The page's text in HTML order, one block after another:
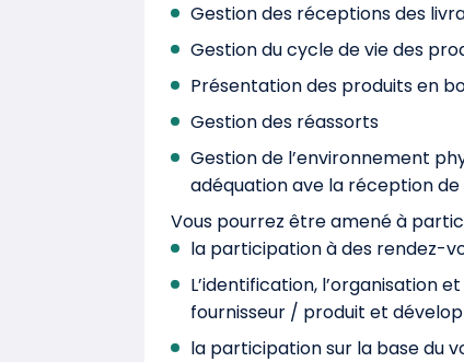
Gestion des réceptions des
Gestion du cycle de vie des
Présentation des produits en
Gestion des réassorts
Gestion de l’environnement
adéquation ave la réception
Vous pourrez être amené à
la participation à des rendez-
L’identification, l’organisation
fournisseur / produit et
la participation sur la base du